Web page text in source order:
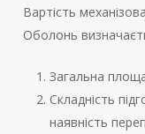
Вартість
Оболонь
Загальна
Складність
наявність